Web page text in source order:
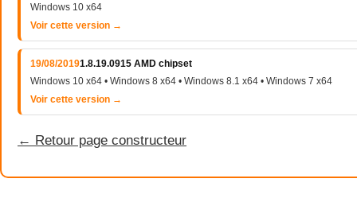
Windows 10 x64
Voir cette version →
19/08/20191.8.19.0915 AMD chipset
Windows 10 x64 • Windows 8 x64 • Windows 8.1 x64 • Windows 7 x64
Voir cette version →
← Retour page constructeur